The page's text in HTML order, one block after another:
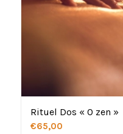
Rituel Dos « O zen »
€65,00